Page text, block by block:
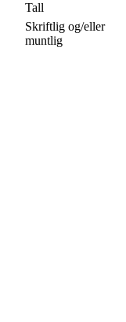
Tall
Skriftlig og/eller
muntlig